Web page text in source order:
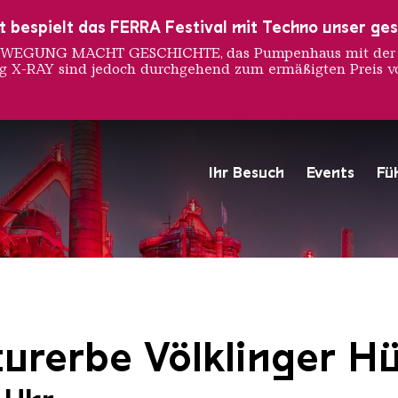
Ihr Besuch Events
Hochofengruppe in Rot
Copyright: Weltkulturerbe
Völklinger
bespielt das FERRA Festival mit Techno unser
MACHT GESCHICHTE, das Pumpenhaus mit
RAY sind jedoch durchgehend zum ermäßigten Preis